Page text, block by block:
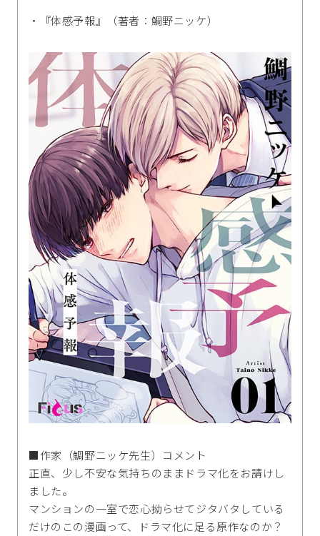
・『体感予報』（著者：鯛野ニッケ）
■作家（鯛野ニッケ先生）コメント
正直、少し不安な気持ちのままドラマ化をお請けし
ました。
マンションの一室で恋心拗らせてジタバタしている
だけのこの漫画って、ドラマ化に足る原作なのか？